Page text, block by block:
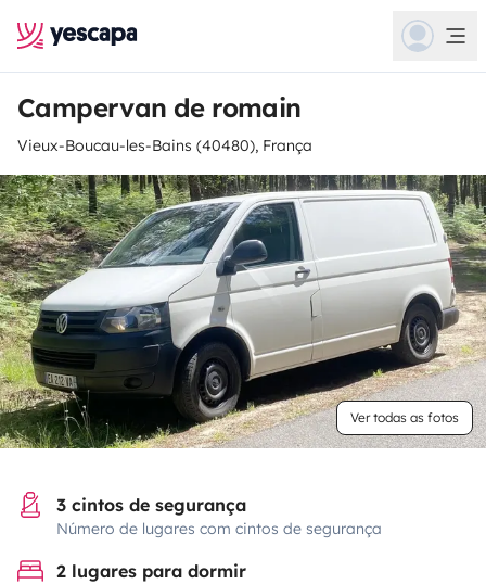
Campervan de romain
Vieux-Boucau-les-Bains (40480), França
Ver todas as fotos
3 cintos de segurança
Número de lugares com cintos de segurança
2 lugares para dormir